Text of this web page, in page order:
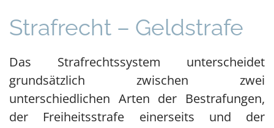
Strafrecht – Geldstrafe
Das Strafrechtssystem unterscheidet
grundsätzlich zwischen zwei
unterschiedlichen Arten der Bestrafungen,
der Freiheitsstrafe einerseits und der